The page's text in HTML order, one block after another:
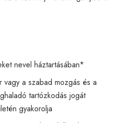
nevel háztartásában*
vagy a szabad mozgás és a
tartózkodás jogát
gyakorolja